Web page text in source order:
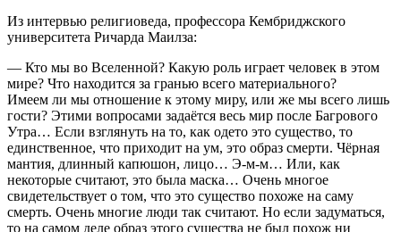
Из интервью религиоведа, профессора Кембриджского
университета Ричарда Маилза:
— Кто мы во Вселенной? Какую роль играет человек в этом
мире? Что находится за гранью всего материального?
Имеем ли мы отношение к этому миру, или же мы всего лишь
гости? Этими вопросами задаётся весь мир после Багрового
Утра… Если взглянуть на то, как одето это существо, то
единственное, что приходит на ум, это образ смерти. Чёрная
мантия, длинный капюшон, лицо… Э-м-м… Или, как
некоторые считают, это была маска… Очень многое
свидетельствует о том, что это существо похоже на саму
смерть. Очень многие люди так считают. Но если задуматься,
то на самом деле образ этого существа не был похож ни